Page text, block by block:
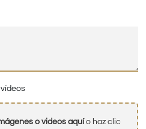
o videos aquío haz clic